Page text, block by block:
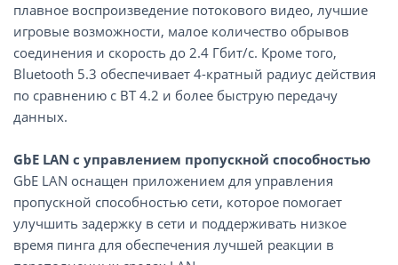
плавное воспроизведение потокового видео, лучшие
игровые возможности, малое количество обрывов
соединения и скорость до 2.4 Гбит/с. Кроме того,
Bluetooth 5.3 обеспечивает 4-кратный радиус действия
по сравнению с BT 4.2 и более быструю передачу
данных.
GbE LAN с управлением пропускной способностью
GbE LAN оснащен приложением для управления
пропускной способностью сети, которое помогает
улучшить задержку в сети и поддерживать низкое
время пинга для обеспечения лучшей реакции в